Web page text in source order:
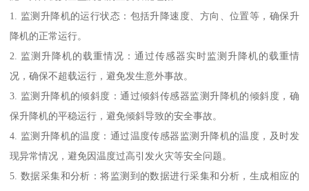
1. 监测升降机的运行状态：包括升降速度、方向、位置等，确保升
降机的正常运行。
2. 监测升降机的载重情况：通过传感器实时监测升降机的载重情
况，确保不超载运行，避免发生意外事故。
3. 监测升降机的倾斜度：通过倾斜传感器监测升降机的倾斜度，确
保升降机的平稳运行，避免倾斜导致的安全事故。
4. 监测升降机的温度：通过温度传感器监测升降机的温度，及时发
现异常情况，避免因温度过高引发火灾等安全问题。
5. 数据采集和分析：将监测到的数据进行采集和分析，生成相应的